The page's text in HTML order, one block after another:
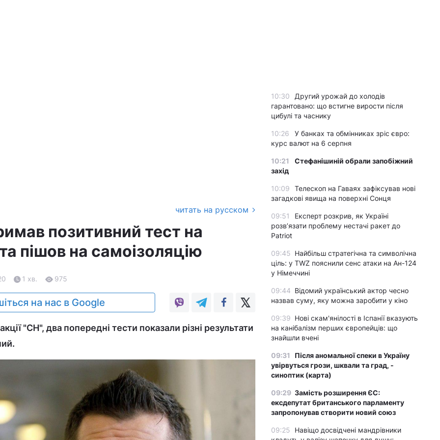
читать на русском
позитивний тест на
пішов на самоізоляцію
1 хв. 975
на нас в Google
"СН", два попередні тести показали різні результати
10:30
Другий урожай до холодів
гарантовано: що встигне вирости після
цибулі та часнику
10:26
У банках та обмінниках зріс євро:
курс валют на 6 серпня
10:21
Стефанішиній обрали запобіжний
захід
10:09
Телескоп на Гаваях зафіксував нові
загадкові явища на поверхні Сонця
09:51
Експерт розкрив, як Україні
розвʼязати проблему нестачі ракет до
Patriot
09:45 Найбільш стратегічна та символічна
ціль: у TWZ пояснили сенс атаки на Ан-124
у Німеччині
09:44 Відомий український актор чесно
назвав суму, яку можна заробити у кіно
09:39 Нові скам'янілості в Іспанії вказують
на канібалізм перших європейців: що
знайшли вчені
09:31
Після аномальної спеки в Україну
увірвуться грози, шквали та град, -
синоптик (карта)
09:29 Замість розширення ЄС:
ексдепутат британського парламенту
запропонував створити новий союз
09:25
Навіщо досвідчені мандрівники